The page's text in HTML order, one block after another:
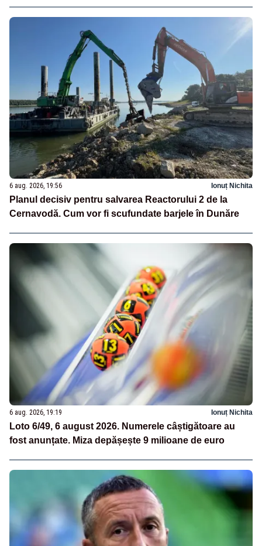
6 aug. 2026, 19:56 Ionuț Nichita
Planul decisiv pentru salvarea Reactorului 2 de la
Cernavodă. Cum vor fi scufundate barjele în Dunăre
6 aug. 2026, 19:19 Ionuț Nichita
Loto 6/49, 6 august 2026. Numerele câștigătoare au
fost anunțate. Miza depășește 9 milioane de euro